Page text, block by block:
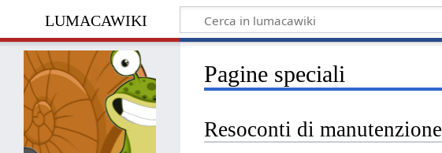
lumacawiki
Pagine speciali
Resoconti di manutenzione